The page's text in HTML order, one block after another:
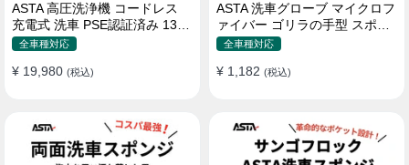
ASTA 高圧洗浄機 コードレス
充電式 洗車 PSE認証済み 13L
バケツ一体型 折りたたみ式 超
転ノズル トリガーガン 蛇口接
属 水道接続不要 多機能コンパ
クト収納
全車種対応
¥ 19,980 (税込)
ASTA 洗車グローブ マイクロフ
ァイバー ゴリラの手型 スポン
ジ ボディー用 傷防止 吸水速乾
グッズ 掃除 手袋型 洗車タオル
全車種対応
¥ 1,182 (税込)